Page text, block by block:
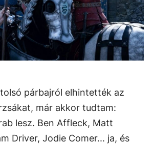
párbajról elhintették az
már akkor tudtam:
lesz. Ben Affleck, Matt
Driver, Jodie Comer... ja, és